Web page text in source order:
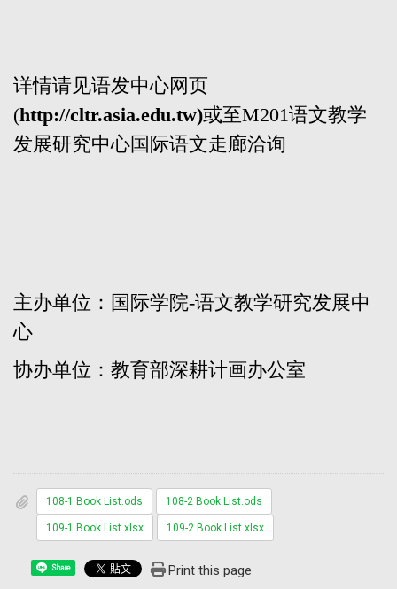
详情请见语发中心网页
(http://cltr.asia.edu.tw)或至M201语文教学
发展研究中心国际语文走廊洽询
主办单位：国际学院-语文教学研究发展中
心
协办单位：教育部深耕计画办公室
108-1 Book List.ods 108-2 Book List.ods
109-1 Book List.xlsx 109-2 Book List.xlsx
Share Print this page